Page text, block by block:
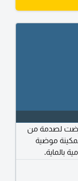
لصدمة من
موضية
بالماية.
الطبيعة،